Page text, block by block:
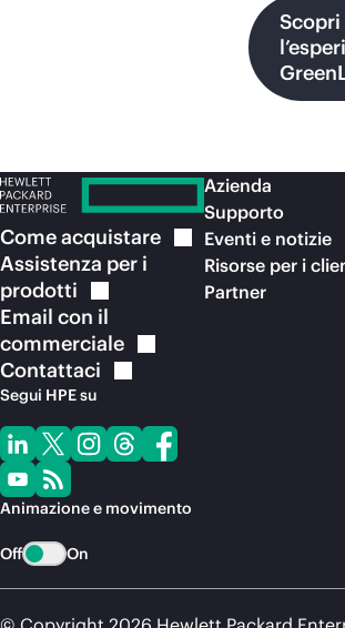
Scopri
Comeacquistare
Assistenza per i
prodotti
Email con il
commerciale
Contattaci
Segui HPE su
Animazione e movimento
Off On
Azienda
Supporto
Eventi e notizie
Risorse per i
Partner